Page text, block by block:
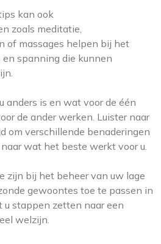
kan ook
zoals meditatie,
of massages helpen bij het
spanning die kunnen
anders is en wat voor de één
de ander werken. Luister naar
om verschillende benaderingen
wat het beste werkt voor u.
zijn bij het beheer van uw lage
gewoontes toe te passen in
u stappen zetten naar een
welzijn.